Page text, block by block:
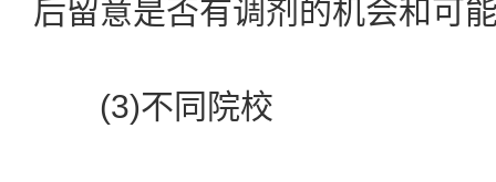
后留意是否有调剂的机会和可
(3)不同院校